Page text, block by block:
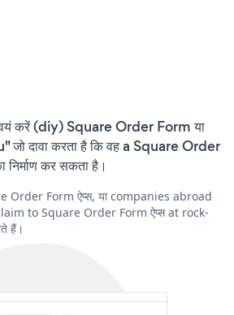
करें (diy) Square Order Form या
दावा करता है कि वह a Square Order
कर सकता है।
Order Form ऐप्स, या companies abroad
to Square Order Form ऐप्स at rock-
हैं।